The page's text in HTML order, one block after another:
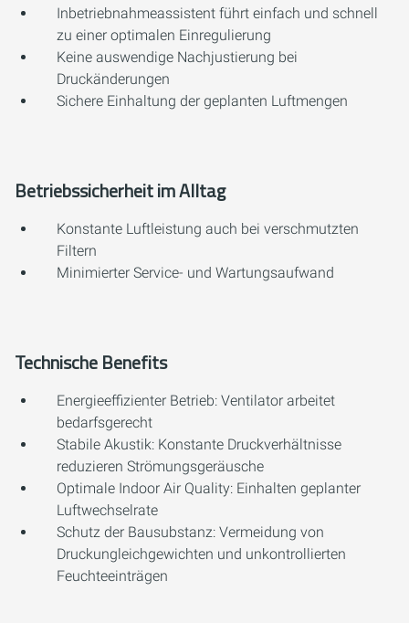
Inbetriebnahmeassistent führt einfach und schnell
zu einer optimalen Einregulierung
Keine auswendige Nachjustierung bei
Druckänderungen
Sichere Einhaltung der geplanten Luftmengen
Betriebssicherheit im Alltag
Konstante Luftleistung auch bei verschmutzten
Filtern
Minimierter Service- und Wartungsaufwand
Technische Benefits
Energieeffizienter Betrieb: Ventilator arbeitet
bedarfsgerecht
Stabile Akustik: Konstante Druckverhältnisse
reduzieren Strömungsgeräusche
Optimale Indoor Air Quality: Einhalten geplanter
Luftwechselrate
Schutz der Bausubstanz: Vermeidung von
Druckungleichgewichten und unkontrollierten
Feuchteeinträgen